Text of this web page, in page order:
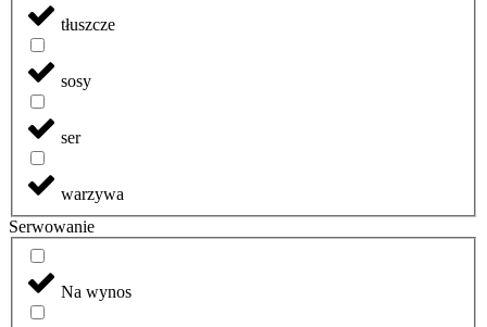
tłuszcze
sosy
ser
warzywa
Serwowanie
Na wynos